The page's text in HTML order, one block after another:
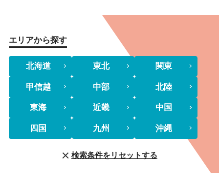
エリアから探す
北海道 東北 関東
甲信越 中部 北陸
東海 近畿 中国
四国 九州 沖縄
検索条件をリセットする